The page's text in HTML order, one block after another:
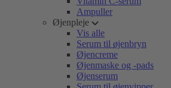
Ampuller
Øjenpleje
Vis alle
Serum til øjenbryn
Øjencreme
Øjenmaske og -pads
Øjenserum